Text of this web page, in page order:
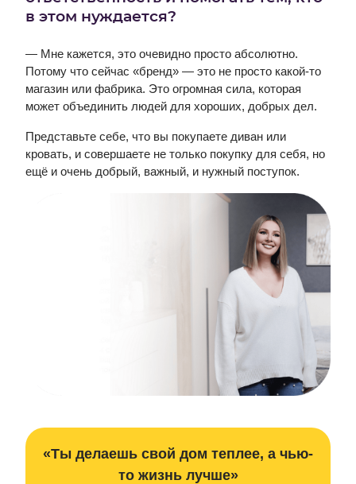
в этом нуждается?
— Мне кажется, это очевидно просто абсолютно.
Потому что сейчас «бренд» — это не просто какой-то
магазин или фабрика. Это огромная сила, которая
может объединить людей для хороших, добрых дел.
Представьте себе, что вы покупаете диван или
кровать, и совершаете не только покупку для себя, но
ещё и очень добрый, важный, и нужный поступок.
«Ты делаешь свой дом теплее, а чью-
то жизнь лучше»